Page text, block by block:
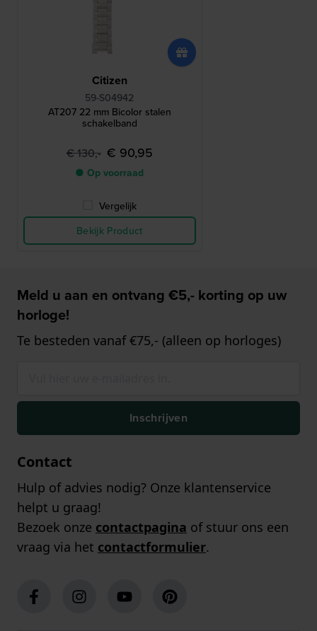
Citizen
59-S04942
AT207 22 mm Bicolor stalen
schakelband
€ 130,- € 90,95
● Op voorraad
Vergelijk
Bekijk Product
Meld u aan en ontvang €5,- korting op uw
horloge!
Te besteden vanaf €75,- (alleen op horloges)
Inschrijven
Contact
Hulp of advies nodig? Onze klantenservice
helpt u graag!
Bezoek onze contactpagina of stuur ons een
vraag via het contactformulier.